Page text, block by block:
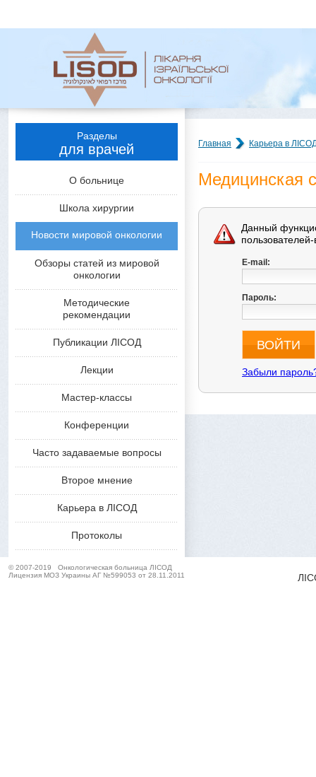
Разделы
для врачей
О больнице
Школа хирургии
Новости мировой онкологии
Обзоры статей из мировой
онкологии
Методические
рекомендации
Публикации ЛІСОД
Лекции
Мастер-классы
Конференции
Часто задаваемые вопросы
Второе мнение
Карьера в ЛІСОД
Протоколы
Главная Карьера в
Медицинская
Данный
E-mail:
Пароль:
ВОЙТИ
Забыли
© 2007-2019 Онкологическая больница ЛІСОД
Лицензия МОЗ Украины АГ №599053 от 28.11.2011